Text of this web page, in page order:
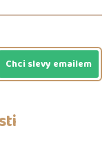
Chci slevy emailem